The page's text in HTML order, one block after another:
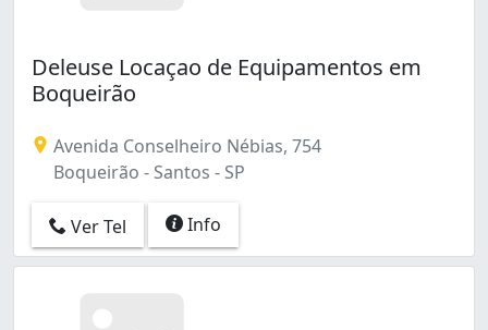
Deleuse Locaçao de Equipamentos em
Boqueirão
Avenida Conselheiro Nébias, 754
Boqueirão - Santos - SP
Ver Tel Info